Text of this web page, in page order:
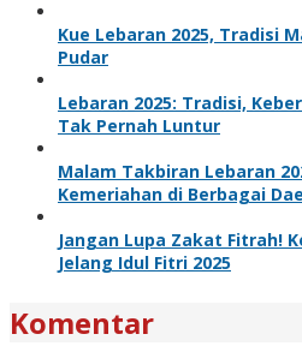
Kue Lebaran 2025, Tradisi
Pudar
Lebaran 2025: Tradisi,
Tak Pernah Luntur
Malam Takbiran Lebaran
Kemeriahan di Berbagai
Jangan Lupa Zakat Fitrah!
Jelang Idul Fitri 2025
Komentar